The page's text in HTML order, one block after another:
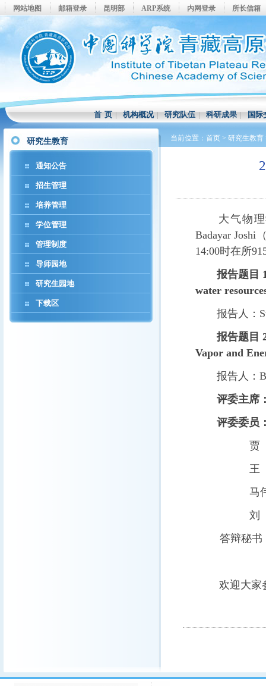
网站地图 邮箱登录 昆明部 ARP系统 内网登录 所长信箱
首 页|机构概况|研究队伍|科研成果|国际
研究生教育
通知公告
招生管理
培养管理
学位管理
管理制度
导师园地
研究生园地
下载区
当前位置： 首页 > 研究生教育
大气物
Badayar Joshi
14:00时在所
报告题目
water
报告人：
报告题目
Vapor and
报告人：
评委主席
评委委员
贾
王
马
刘
答辩秘
欢迎大家